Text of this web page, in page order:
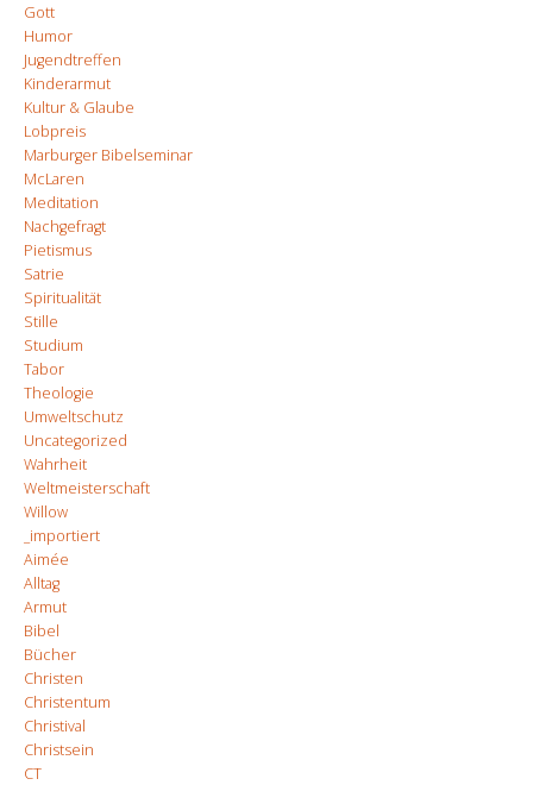
Gott
Humor
Jugendtreffen
Kinderarmut
Kultur & Glaube
Lobpreis
Marburger Bibelseminar
McLaren
Meditation
Nachgefragt
Pietismus
Satrie
Spiritualität
Stille
Studium
Tabor
Theologie
Umweltschutz
Uncategorized
Wahrheit
Weltmeisterschaft
Willow
_importiert
Aimée
Alltag
Armut
Bibel
Bücher
Christen
Christentum
Christival
Christsein
CT